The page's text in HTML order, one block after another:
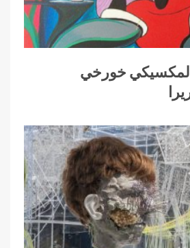
خورخي